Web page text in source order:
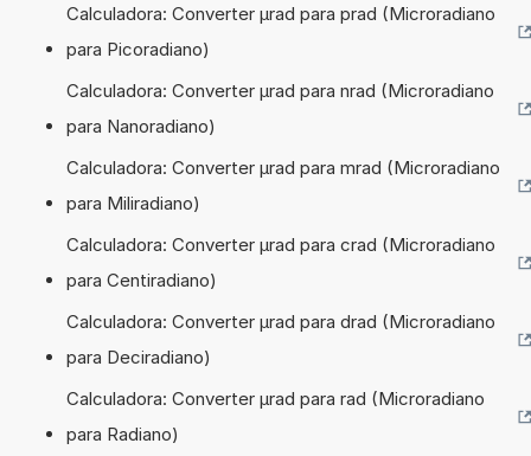
Calculadora: Converter µrad para prad (Microradiano
para Picoradiano)
Calculadora: Converter µrad para nrad (Microradiano
para Nanoradiano)
Calculadora: Converter µrad para mrad (Microradiano
para Miliradiano)
Calculadora: Converter µrad para crad (Microradiano
para Centiradiano)
Calculadora: Converter µrad para drad (Microradiano
para Deciradiano)
Calculadora: Converter µrad para rad (Microradiano
para Radiano)